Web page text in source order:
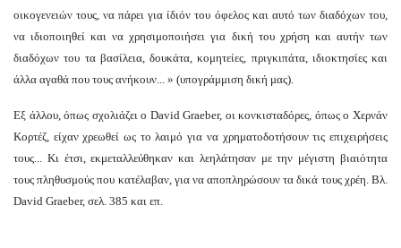
οικογενειών τους, να πάρει για ίδιόν του όφελος και αυτό των διαδόχων του,
να ιδιοποιηθεί και να χρησιμοποιήσει για δική του χρήση και αυτήν των
διαδόχων του τα βασίλεια, δουκάτα, κομητείες, πριγκιπάτα, ιδιοκτησίες και
άλλα αγαθά που τους ανήκουν... » (υπογράμμιση δική μας).
Εξ άλλου, όπως σχολιάζει ο David Graeber, οι κονκισταδόρες, όπως ο Χερνάν
Κορτέζ, είχαν χρεωθεί ως το λαιμό για να χρηματοδοτήσουν τις επιχειρήσεις
τους... Κι έτσι, εκμεταλλεύθηκαν και λεηλάτησαν με την μέγιστη βιαιότητα
τους πληθυσμούς που κατέλαβαν, για να αποπληρώσουν τα δικά τους χρέη. Βλ.
David Graeber, σελ. 385 και επ.